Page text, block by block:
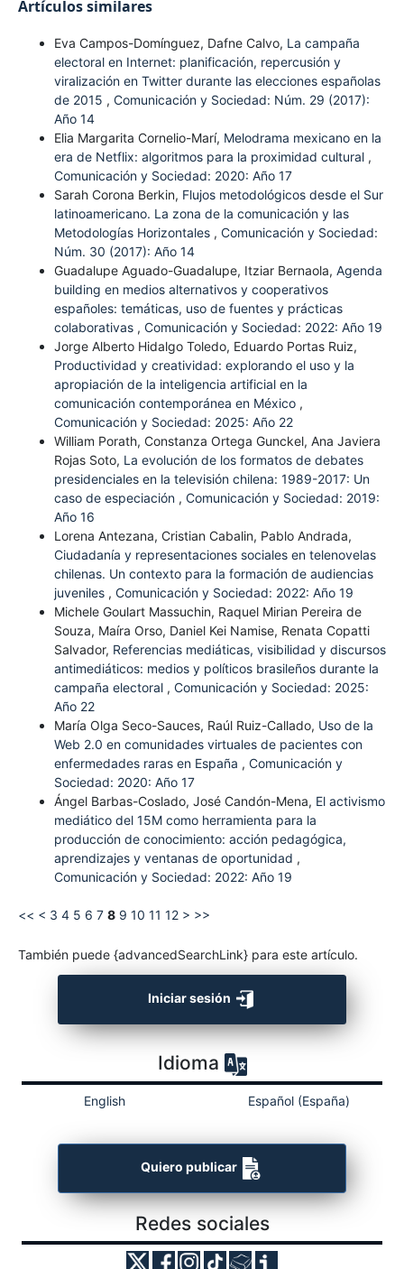
Artículos similares
Eva Campos-Domínguez, Dafne Calvo, La campaña
electoral en Internet: planificación, repercusión y
viralización en Twitter durante las elecciones españolas
de 2015 , Comunicación y Sociedad: Núm. 29 (2017):
Año 14
Elia Margarita Cornelio-Marí, Melodrama mexicano en la
era de Netflix: algoritmos para la proximidad cultural ,
Comunicación y Sociedad: 2020: Año 17
Sarah Corona Berkin, Flujos metodológicos desde el Sur
latinoamericano. La zona de la comunicación y las
Metodologías Horizontales , Comunicación y Sociedad:
Núm. 30 (2017): Año 14
Guadalupe Aguado-Guadalupe, Itziar Bernaola, Agenda
building en medios alternativos y cooperativos
españoles: temáticas, uso de fuentes y prácticas
colaborativas , Comunicación y Sociedad: 2022: Año 19
Jorge Alberto Hidalgo Toledo, Eduardo Portas Ruiz,
Productividad y creatividad: explorando el uso y la
apropiación de la inteligencia artificial en la
comunicación contemporánea en México ,
Comunicación y Sociedad: 2025: Año 22
William Porath, Constanza Ortega Gunckel, Ana Javiera
Rojas Soto, La evolución de los formatos de debates
presidenciales en la televisión chilena: 1989-2017: Un
caso de especiación , Comunicación y Sociedad: 2019:
Año 16
Lorena Antezana, Cristian Cabalin, Pablo Andrada,
Ciudadanía y representaciones sociales en telenovelas
chilenas. Un contexto para la formación de audiencias
juveniles , Comunicación y Sociedad: 2022: Año 19
Michele Goulart Massuchin, Raquel Mirian Pereira de
Souza, Maíra Orso, Daniel Kei Namise, Renata Copatti
Salvador, Referencias mediáticas, visibilidad y discursos
antimediáticos: medios y políticos brasileños durante la
campaña electoral , Comunicación y Sociedad: 2025:
Año 22
María Olga Seco-Sauces, Raúl Ruiz-Callado, Uso de la
Web 2.0 en comunidades virtuales de pacientes con
enfermedades raras en España , Comunicación y
Sociedad: 2020: Año 17
Ángel Barbas-Coslado, José Candón-Mena, El activismo
mediático del 15M como herramienta para la
producción de conocimiento: acción pedagógica,
aprendizajes y ventanas de oportunidad ,
Comunicación y Sociedad: 2022: Año 19
<< < 3 4 5 6 7 8 9 10 11 12 > >>
También puede {advancedSearchLink} para este artículo.
Iniciar sesión
Idioma
English Español (España)
Quiero publicar
Redes sociales